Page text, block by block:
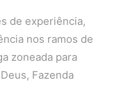
de experiência,
nos ramos de
zoneada para
Fazenda